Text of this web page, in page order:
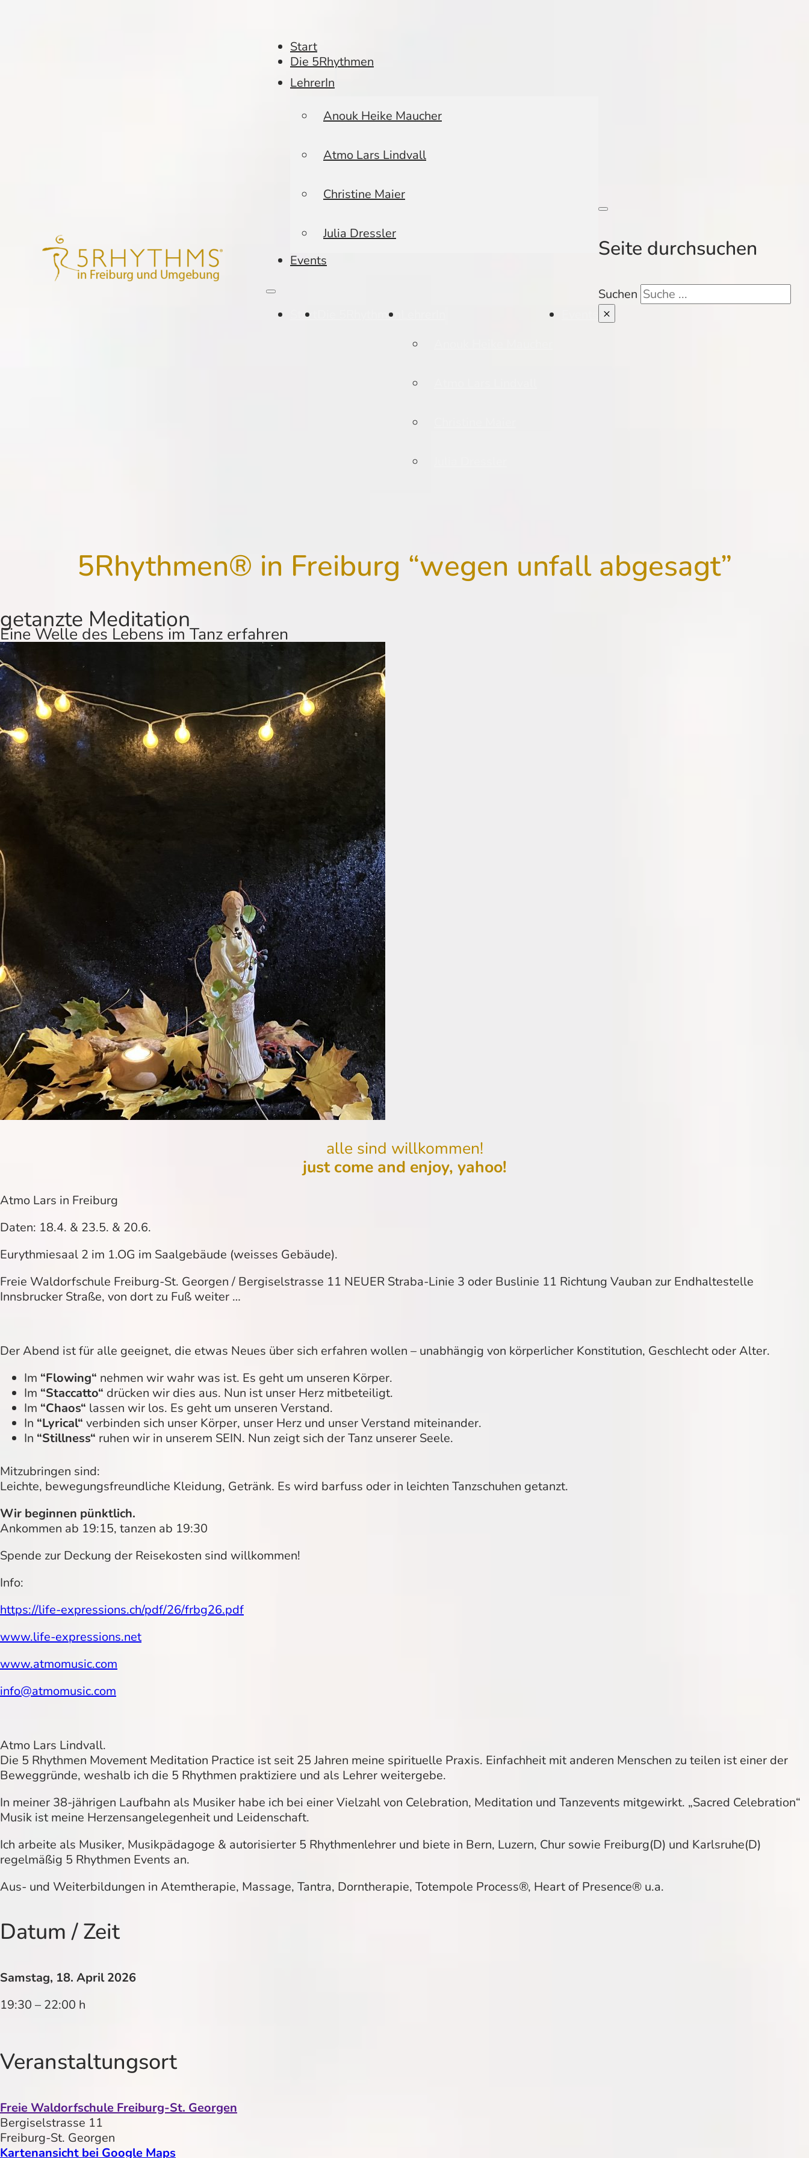
Start
Die 5Rhythmen
LehrerIn
Anouk Heike Maucher
Atmo Lars Lindvall
Christine Maier
Julia Dressler
Events
Start Die 5Rhythmen
Seite durchsuchen
Suchen
×
5Rhythmen® in Freiburg “wegen unfall abgesagt”
getanzte Meditation
Eine Welle des Lebens im Tanz erfahren
alle sind willkommen!
just come and enjoy, yahoo!
Atmo Lars in Freiburg
Daten: 18.4. & 23.5. & 20.6.
Eurythmiesaal 2 im 1.OG im Saalgebäude (weisses Gebäude).
Freie Waldorfschule Freiburg-St. Georgen / Bergiselstrasse 11 NEUER Straba-Linie 3 oder Buslinie 11 Richtung Vauban zur Endhaltestelle
Innsbrucker Straße, von dort zu Fuß weiter …
Der Abend ist für alle geeignet, die etwas Neues über sich erfahren wollen – unabhängig von körperlicher Konstitution, Geschlecht oder Alter.
Im “Flowing“ nehmen wir wahr was ist. Es geht um unseren Körper.
Im “Staccatto“ drücken wir dies aus. Nun ist unser Herz mitbeteiligt.
Im “Chaos“ lassen wir los. Es geht um unseren Verstand.
In “Lyrical“ verbinden sich unser Körper, unser Herz und unser Verstand miteinander.
In “Stillness“ ruhen wir in unserem SEIN. Nun zeigt sich der Tanz unserer Seele.
Mitzubringen sind:
Leichte, bewegungsfreundliche Kleidung, Getränk. Es wird barfuss oder in leichten Tanzschuhen getanzt.
Wir beginnen pünktlich.
Ankommen ab 19:15, tanzen ab 19:30
Spende zur Deckung der Reisekosten sind willkommen!
Info:
https://life-expressions.ch/pdf/26/frbg26.pdf
www.life-expressions.net
www.atmomusic.com
info@atmomusic.com
Atmo Lars Lindvall.
Die 5 Rhythmen Movement Meditation Practice ist seit 25 Jahren meine spirituelle Praxis. Einfachheit mit anderen Menschen zu teilen ist einer der
Beweggründe, weshalb ich die 5 Rhythmen praktiziere und als Lehrer weitergebe.
In meiner 38-jährigen Laufbahn als Musiker habe ich bei einer Vielzahl von Celebration, Meditation und Tanzevents mitgewirkt. „Sacred Celebration“
Musik ist meine Herzensangelegenheit und Leidenschaft.
Ich arbeite als Musiker, Musikpädagoge & autorisierter 5 Rhythmenlehrer und biete in Bern, Luzern, Chur sowie Freiburg(D) und Karlsruhe(D)
regelmäßig 5 Rhythmen Events an.
Aus- und Weiterbildungen in Atemtherapie, Massage, Tantra, Dorntherapie, Totempole Process®, Heart of Presence® u.a.
Datum / Zeit
Samstag, 18. April 2026
19:30 – 22:00 h
Veranstaltungsort
Freie Waldorfschule Freiburg-St. Georgen
Bergiselstrasse 11
Freiburg-St. Georgen
Kartenansicht bei Google Maps